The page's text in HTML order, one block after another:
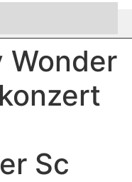
Wonder
Sc